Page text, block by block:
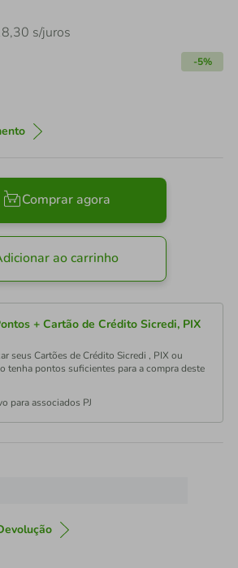
,30 s/juros
-5%
Comprar agora
ao carrinho
+ Cartão de Crédito Sicredi, PIX
seus Cartões de Crédito Sicredi , PIX ou
tenha pontos suficientes para a compra deste
para associados PJ